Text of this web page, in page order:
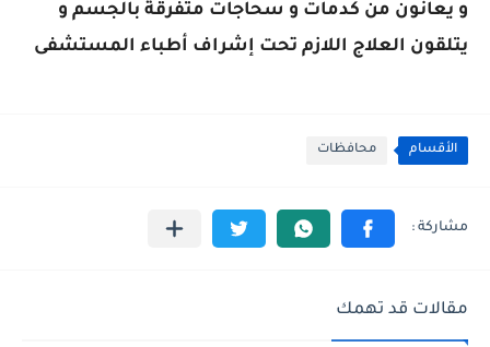
و يعانون من كدمات و سحاجات متفرقة بالجسم و
يتلقون العلاج اللازم تحت إشراف أطباء المستشفى
الأقسام محافظات
مقالات قد تهمك